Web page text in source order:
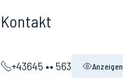
Kontakt
+43645 •• 563 Anzeigen